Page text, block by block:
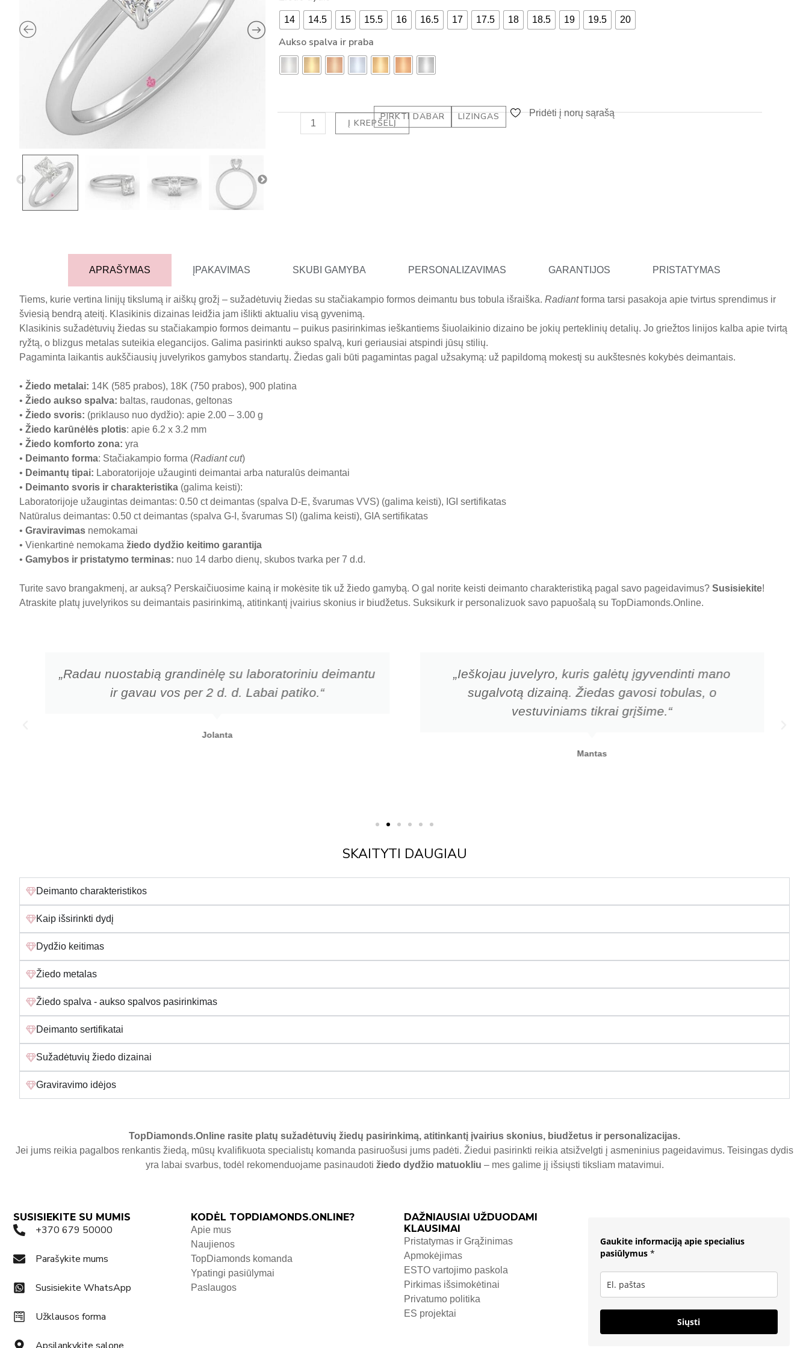
-
a
l
t
14 14.5 15 15.5 16 16.5 17 17.5 18 18.5 19 19.5 20
Aukso spalva ir praba
SU
RADIANT
ct)
Į KREPŠELĮ
PIRKTI DABAR LIZINGAS Pridėti į norų sąrašą
APRAŠYMAS ĮPAKAVIMAS SKUBI GAMYBA PERSONALIZAVIMAS GARANTIJOS PRISTATYMAS
Tiems, kurie vertina linijų tikslumą ir aiškų grožį – sužadėtuvių žiedas su stačiakampio formos deimantu bus tobula išraiška. Radiantforma tarsi pasakoja apie tvirtus sprendimus ir
šviesią bendrą ateitį. Klasikinis dizainas leidžia jam išlikti aktualiu visą gyvenimą.
Klasikinis sužadėtuvių žiedas su stačiakampio formos deimantu – puikus pasirinkimas ieškantiems šiuolaikinio dizaino be jokių perteklinių detalių. Jo griežtos linijos kalba apie tvirtą
ryžtą, o blizgus metalas suteikia elegancijos. Galima pasirinkti aukso spalvą, kuri geriausiai atspindi jūsų stilių.
Pagaminta laikantis aukščiausių juvelyrikos gamybos standartų. Žiedas gali būti pagamintas pagal užsakymą: už papildomą mokestį su aukštesnės kokybės deimantais.
• Žiedo metalai: 14K (585 prabos), 18K (750 prabos), 900 platina
• Žiedo aukso spalva: baltas, raudonas, geltonas
• Žiedo svoris: (priklauso nuo dydžio): apie 2.00 – 3.00 g
• Žiedo karūnėlės plotis: apie 6.2 x 3.2 mm
• Žiedo komforto zona: yra
• Deimanto forma: Stačiakampio forma (Radiant cut)
• Deimantų tipai: Laboratorijoje užauginti deimantai arba naturalūs deimantai
• Deimanto svoris ir charakteristika (galima keisti):
Laboratorijoje užaugintas deimantas: 0.50 ct deimantas (spalva D-E, švarumas VVS) (galima keisti), IGI sertifikatas
Natūralus deimantas: 0.50 ct deimantas (spalva G-I, švarumas SI) (galima keisti), GIA sertifikatas
• Graviravimas nemokamai
• Vienkartinė nemokama žiedo dydžio keitimo garantija
• Gamybos ir pristatymo terminas: nuo 14 darbo dienų, skubos tvarka per 7 d.d.
Turite savo brangakmenį, ar auksą? Perskaičiuosime kainą ir mokėsite tik už žiedo gamybą. O gal norite keisti deimanto charakteristiką pagal savo pageidavimus? Susisiekite!
Atraskite platų juvelyrikos su deimantais pasirinkimą, atitinkantį įvairius skonius ir biudžetus. Suksikurk ir personalizuok savo papuošalą su TopDiamonds.Online.
„Radau nuostabią grandinėlę su laboratoriniu deimantu
ir gavau vos per 2 d. d. Labai patiko.“
Jolanta
„Ieškojau juvelyro, kuris galėtų įgyvendinti mano
sugalvotą dizainą. Žiedas gavosi tobulas, o
vestuviniams tikrai grįšime.“
Mantas
SKAITYTI DAUGIAU
Deimanto charakteristikos
Kaip išsirinkti dydį
Dydžio keitimas
Žiedo metalas
Žiedo spalva - aukso spalvos pasirinkimas
Deimanto sertifikatai
Sužadėtuvių žiedo dizainai
Graviravimo idėjos
TopDiamonds.Online rasite platų sužadėtuvių žiedų pasirinkimą, atitinkantį įvairius skonius, biudžetus ir personalizacijas.
Jei jums reikia pagalbos renkantis žiedą, mūsų kvalifikuota specialistų komanda pasiruošusi jums padėti. Žiedui pasirinkti reikia atsižvelgti į asmeninius pageidavimus. Teisingas dydis
yra labai svarbus, todėl rekomenduojame pasinaudoti žiedo dydžio matuokliu – mes galime jį išsiųsti tiksliam matavimui.
SUSISIEKITE SU MUMIS
+370 679 50000
Parašykite mums
Susisiekite WhatsApp
Užklausos forma
KODĖL TOPDIAMONDS.ONLINE?
Apie mus
Naujienos
TopDiamonds komanda
Ypatingi pasiūlymai
Paslaugos
DAŽNIAUSIAI UŽDUODAMI
KLAUSIMAI
Pristatymas ir Grąžinimas
Apmokėjimas
ESTO vartojimo paskola
Pirkimas išsimokėtinai
Privatumo politika
ES projektai
Gaukite informaciją apie specialius
pasiūlymus *
Siųsti